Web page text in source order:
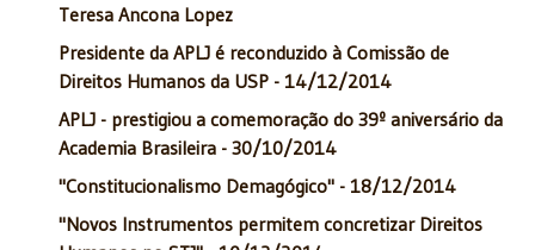
Teresa Ancona Lopez
Presidente da APLJ é reconduzido à Comissão de
Direitos Humanos da USP - 14/12/2014
APLJ - prestigiou a comemoração do 39º aniversário da
Academia Brasileira - 30/10/2014
"Constitucionalismo Demagógico" - 18/12/2014
"Novos Instrumentos permitem concretizar Direitos